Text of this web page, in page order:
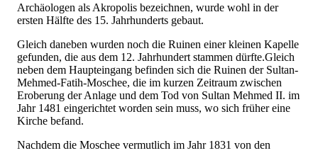
Archäologen als Akropolis bezeichnen, wurde wohl in der
ersten Hälfte des 15. Jahrhunderts gebaut.
Gleich daneben wurden noch die Ruinen einer kleinen Kapelle
gefunden, die aus dem 12. Jahrhundert stammen dürfte.Gleich
neben dem Haupteingang befinden sich die Ruinen der Sultan-
Mehmed-Fatih-Moschee, die im kurzen Zeitraum zwischen
Eroberung der Anlage und dem Tod von Sultan Mehmed II. im
Jahr 1481 eingerichtet worden sein muss, wo sich früher eine
Kirche befand.
Nachdem die Moschee vermutlich im Jahr 1831 von den